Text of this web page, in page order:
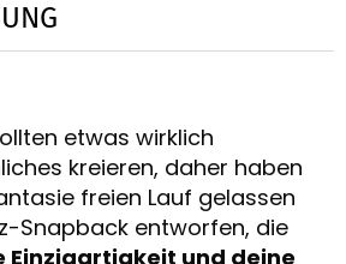
etwas wirklich
kreieren, daher haben
freien Lauf gelassen
Snapback entworfen, die
Einzigartigkeit und deine